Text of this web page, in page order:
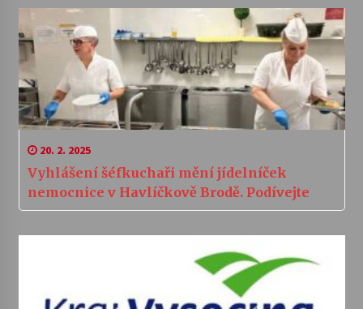
20. 2. 2025
Vyhlášení šéfkuchaři mění jídelníček
nemocnice v Havlíčkově Brodě. Podívejte